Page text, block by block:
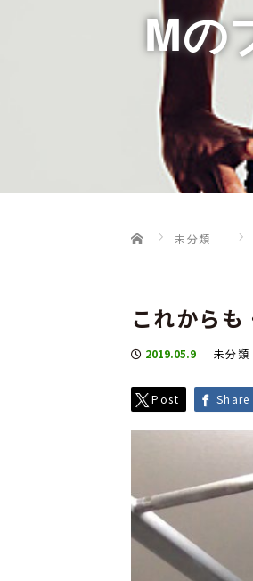
Mの
Home 未分類
これからも
2019.05.9 未分類
Post Share